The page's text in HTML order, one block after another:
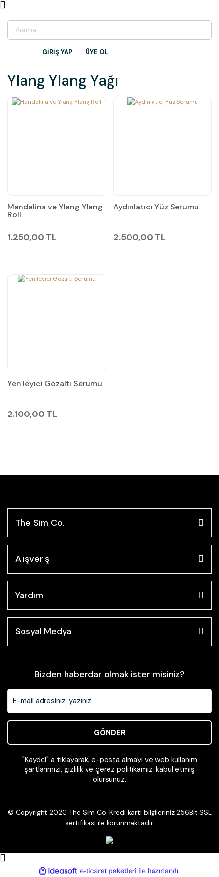
GİRİŞ YAP ÜYE OL
Ylang Ylang Yağı
Mandalina ve Ylang Ylang
Roll
1.250,00 TL
Aydınlatıcı Yüz Serumu
2.500,00 TL
Yenileyici Gözaltı Serumu
2.100,00 TL
The Sim Co.
Alışveriş
Yardım
Sosyal Medya
Bizden haberdar olmak ister misiniz?
GÖNDER
"Kaydol" a tıklayarak, e-posta almayı ve web kullanım
şartlarımızı, gizlilik ve çerez politikamızı kabul etmiş
olursunuz.
© Copyright 2020 The Sim Co. Kredi kartı bilgileriniz 256Bit SSL
sertifikası ile korunmaktadır.
ideasoft
e-